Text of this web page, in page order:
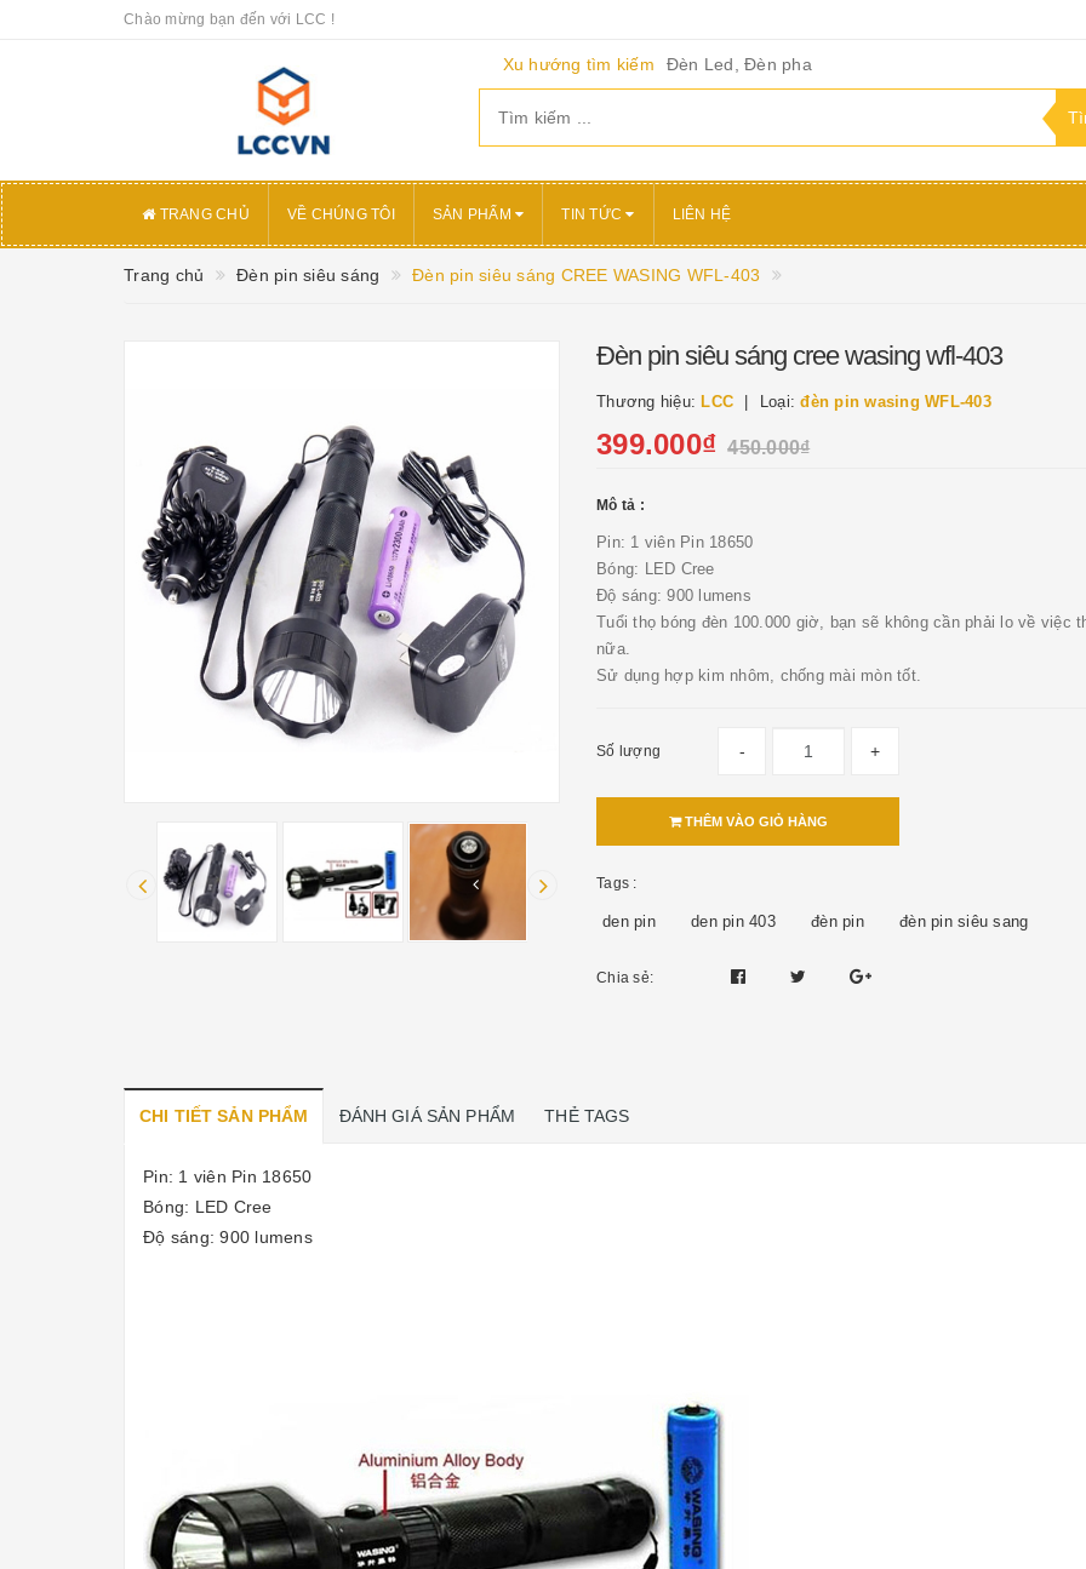
Chào mừng bạn đến với LCC !
Xu hướng tìm kiếm Đèn Led, Đèn pha
TRANG CHỦ VỀ CHÚNG TÔI SẢN PHẨM TIN TỨC LIÊN HỆ
Trang chủ Đèn pin siêu sáng Đèn pin siêu sáng CREE WASING WFL-403
Đèn pin siêu sáng cree wasing wfl-403
Thương hiệu: LCC Loại:đèn pin wasing WFL-403
399.000₫ 450.000₫
Mô tả :
Pin: 1 viên Pin 18650
Bóng: LED Cree
Độ sáng: 900 lumens
Tuổi thọ bóng đèn 100.000 giờ, bạn sẽ không cần phải lo về việc
nữa.
Sử dụng hợp kim nhôm, chống mài mòn tốt.
Số lượng - +
THÊM VÀO GIỎ HÀNG
Tags :
den pin den pin 403 đèn pin đèn pin siêu sang
Chia sẻ:
CHI TIẾT SẢN PHẨM ĐÁNH GIÁ SẢN PHẨM THẺ TAGS
Pin: 1 viên Pin 18650
Bóng: LED Cree
Độ sáng: 900 lumens